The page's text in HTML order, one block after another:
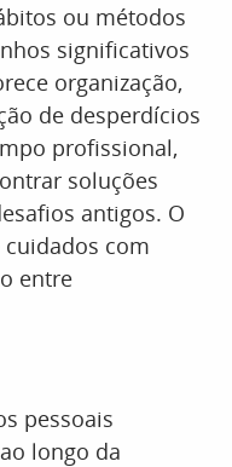
ou métodos
significativos
organização,
de desperdícios
profissional,
soluções
antigos. O
com
entre
pessoais
longo da